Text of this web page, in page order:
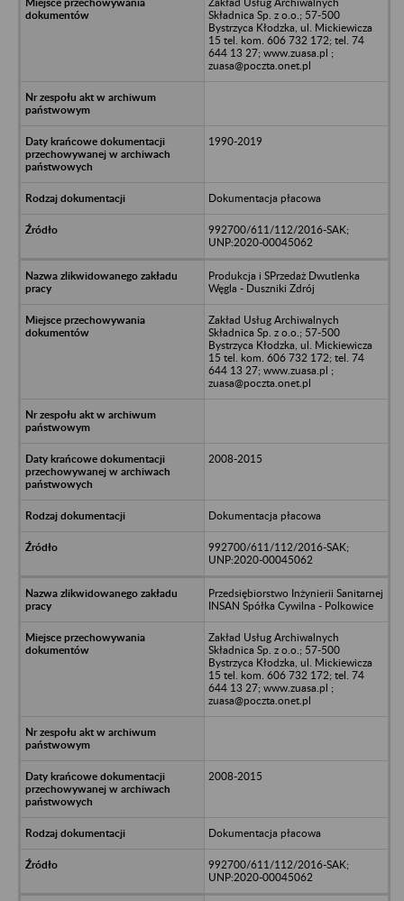
Składnica Sp. z o.o.; 57-500
Bystrzyca Kłodzka, ul. Mickiewicza
15 tel. kom. 606 732 172; tel. 74
644 13 27; www.zuasa.pl ;
zuasa@poczta.onet.pl
1990-2019
Dokumentacja płacowa
992700/611/112/2016-SAK;
UNP:2020-00045062
Produkcja i SPrzedaż Dwutlenka
Węgla - Duszniki Zdrój
Zakład Usług Archiwalnych
Składnica Sp. z o.o.; 57-500
Bystrzyca Kłodzka, ul. Mickiewicza
15 tel. kom. 606 732 172; tel. 74
644 13 27; www.zuasa.pl ;
zuasa@poczta.onet.pl
2008-2015
Dokumentacja płacowa
992700/611/112/2016-SAK;
UNP:2020-00045062
Przedsiębiorstwo Inżynierii Sanitarnej
INSAN Spółka Cywilna - Polkowice
Zakład Usług Archiwalnych
Składnica Sp. z o.o.; 57-500
Bystrzyca Kłodzka, ul. Mickiewicza
15 tel. kom. 606 732 172; tel. 74
644 13 27; www.zuasa.pl ;
zuasa@poczta.onet.pl
2008-2015
Dokumentacja płacowa
992700/611/112/2016-SAK;
UNP:2020-00045062